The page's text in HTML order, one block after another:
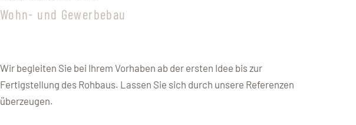
Wohn- und Gewerbebau
Wir begleiten Sie bei Ihrem Vorhaben ab der ersten Idee bis zur
Fertigstellung des Rohbaus. Lassen Sie sich durch unsere Referenzen
überzeugen.